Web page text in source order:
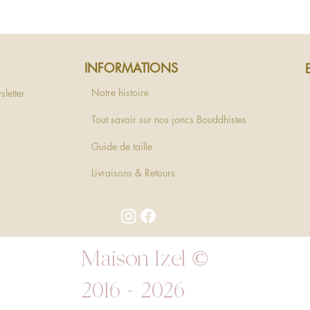
INFORMATIONS
Livraisons & Retours
Notre histoire
Tout savoir sur nos joncs Bouddhistes
Guide de taille
Maison Izel ©
2016 - 2026